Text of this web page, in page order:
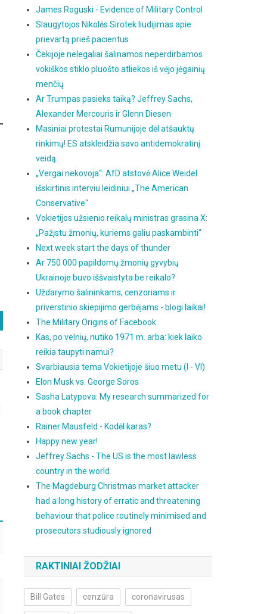
James Roguski - Evidence of Military Control
Slaugytojos Nikolės Sirotek liudijimas apie
prievartą prieš pacientus
Čekijoje nelegaliai šalinamos neperdirbamos
vokiškos stiklo pluošto atliekos iš vėjo jėgainių
menčių
Ar Trumpas pasieks taiką? Jeffrey Sachs,
Alexander Mercouris ir Glenn Diesen
Masiniai protestai Rumunijoje dėl atšauktų
rinkimų! ES atskleidžia savo antidemokratinį
veidą.
„Vergai nekovoja“: AfD atstovė Alice Weidel
išskirtinis interviu leidiniui „The American
Conservative"
Vokietijos užsienio reikalų ministras grasina X:
„Pažįstu žmonių, kuriems galiu paskambinti“
Next week start the days of thunder
Ar 750 000 papildomų žmonių gyvybių
Ukrainoje buvo iššvaistyta be reikalo?
Uždarymo šalininkams, cenzoriams ir
priverstinio skiepijimo gerbėjams - blogi laikai!
The Military Origins of Facebook
Kas, po velnių, nutiko 1971 m. arba: kiek laiko
reikia taupyti namui?
Svarbiausia tema Vokietijoje šiuo metu (I - VI)
Elon Musk vs. George Soros
Sasha Latypova: My research summarized for
a book chapter
Rainer Mausfeld - Kodėl karas?
Happy new year!
Jeffrey Sachs - The US is the most lawless
country in the world
The Magdeburg Christmas market attacker
had a long history of erratic and threatening
behaviour that police routinely minimised and
prosecutors studiously ignored
RAKTINIAI ŽODŽIAI
Bill Gates cenzūra coronavirusas